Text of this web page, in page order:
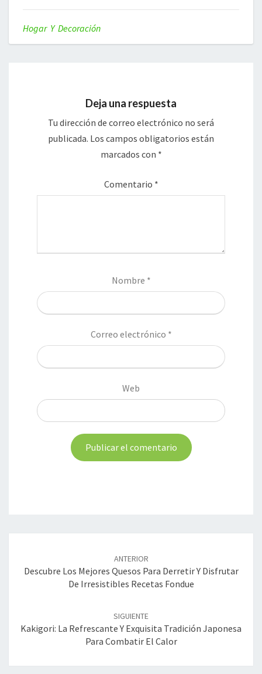
Hogar Y Decoración
Deja una respuesta
Tu dirección de correo electrónico no será
publicada. Los campos obligatorios están
marcados con *
Comentario *
Nombre *
Correo electrónico *
Web
entradas
ANTERIOR
Descubre Los Mejores Quesos Para Derretir Y Disfrutar
De Irresistibles Recetas Fondue
SIGUIENTE
Kakigori: La Refrescante Y Exquisita Tradición Japonesa
Para Combatir El Calor